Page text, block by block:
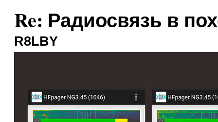
Re: Радиосвязь в
R8LBY